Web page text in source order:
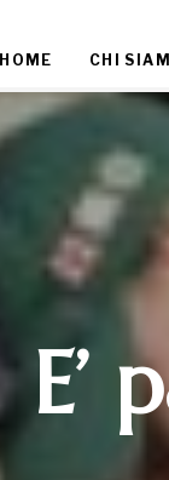
HOME CHI
E’